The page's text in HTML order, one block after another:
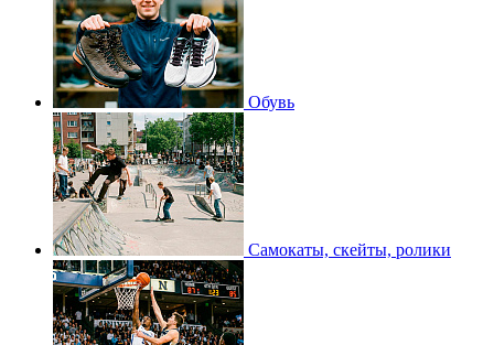
Обувь
Самокаты, скейты, ролики